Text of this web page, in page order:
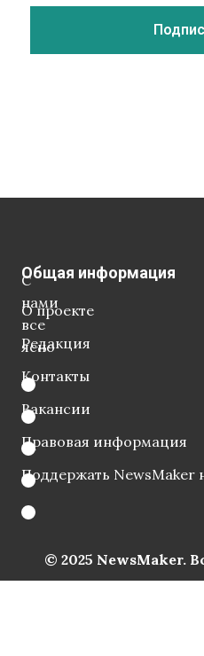
С
нами
все
ясно
Общая информация
О проекте
Редакция
Контакты
Вакансии
Правовая информация
Поддержать NewsMaker
© 2025 NewsMaker.